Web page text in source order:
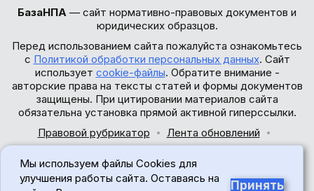
БазаНПА — сайт нормативно-правовых документов и
юридических образцов.
Перед использованием сайта пожалуйста ознакомьтесь
с Политикой обработки персональных данных. Сайт
использует cookie-файлы. Обратите внимание -
авторские права на тексты статей и формы документов
защищены. При цитировании материалов сайта
обязательна установка прямой активной гиперссылки.
Правовой рубрикатор
Лента обновлений
© 2017-2026
Мы используем файлы Cookies для
улучшения работы сайта. Оставаясь на
Принять